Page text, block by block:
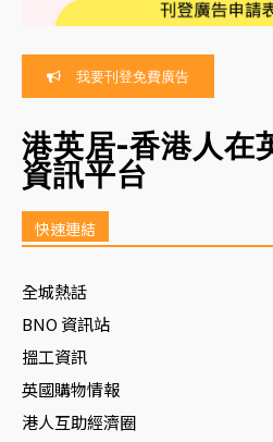
我要刊登免費廣告
港英居-香港人在
資訊平台
快速連結
全城熱話
BNO 資訊站
搵工資訊
英國購物情報
港人互助經濟圈